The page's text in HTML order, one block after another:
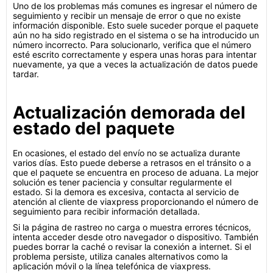
Uno de los problemas más comunes es ingresar el número de
seguimiento y recibir un mensaje de error o que no existe
información disponible. Esto suele suceder porque el paquete
aún no ha sido registrado en el sistema o se ha introducido un
número incorrecto. Para solucionarlo, verifica que el número
esté escrito correctamente y espera unas horas para intentar
nuevamente, ya que a veces la actualización de datos puede
tardar.
Actualización demorada del
estado del paquete
En ocasiones, el estado del envío no se actualiza durante
varios días. Esto puede deberse a retrasos en el tránsito o a
que el paquete se encuentra en proceso de aduana. La mejor
solución es tener paciencia y consultar regularmente el
estado. Si la demora es excesiva, contacta al servicio de
atención al cliente de viaxpress proporcionando el número de
seguimiento para recibir información detallada.
Si la página de rastreo no carga o muestra errores técnicos,
intenta acceder desde otro navegador o dispositivo. También
puedes borrar la caché o revisar la conexión a internet. Si el
problema persiste, utiliza canales alternativos como la
aplicación móvil o la línea telefónica de viaxpress.